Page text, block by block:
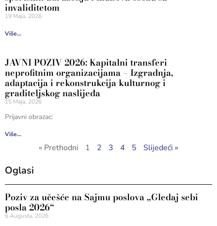
invaliditetom
19 Maja, 2026
Više...
JAVNI POZIV 2026: Kapitalni transferi
neprofitnim organizacijama – Izgradnja,
adaptacija i rekonstrukcija kulturnog i
graditeljskog naslijeđa
15 Maja, 2026
Prijavni obrazac:
Više...
« Prethodni 1 2 3 4 5 Slijedeći »
Oglasi
Poziv za učešće na Sajmu poslova „Gledaj sebi
posla 2026“
6 Augusta, 2026